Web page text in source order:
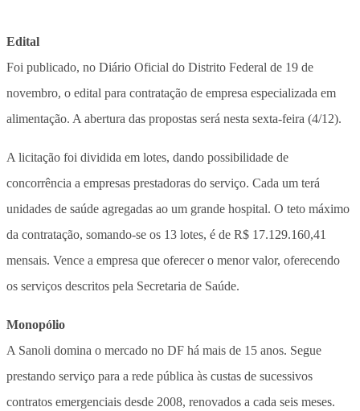
Edital
Foi publicado, no Diário Oficial do Distrito Federal de 19 de
novembro, o edital para contratação de empresa especializada em
alimentação. A abertura das propostas será nesta sexta-feira (4/12).
A licitação foi dividida em lotes, dando possibilidade de
concorrência a empresas prestadoras do serviço. Cada um terá
unidades de saúde agregadas ao um grande hospital. O teto máximo
da contratação, somando-se os 13 lotes, é de R$ 17.129.160,41
mensais. Vence a empresa que oferecer o menor valor, oferecendo
os serviços descritos pela Secretaria de Saúde.
Monopólio
A Sanoli domina o mercado no DF há mais de 15 anos. Segue
prestando serviço para a rede pública às custas de sucessivos
contratos emergenciais desde 2008, renovados a cada seis meses.